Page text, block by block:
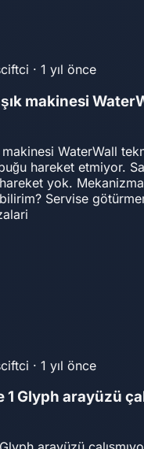
· 1 yıl önce
makinesi
WaterWall
hareket etmiyor.
yok. Mekanizma
Servise
· 1 yıl önce
Glyph arayüzü